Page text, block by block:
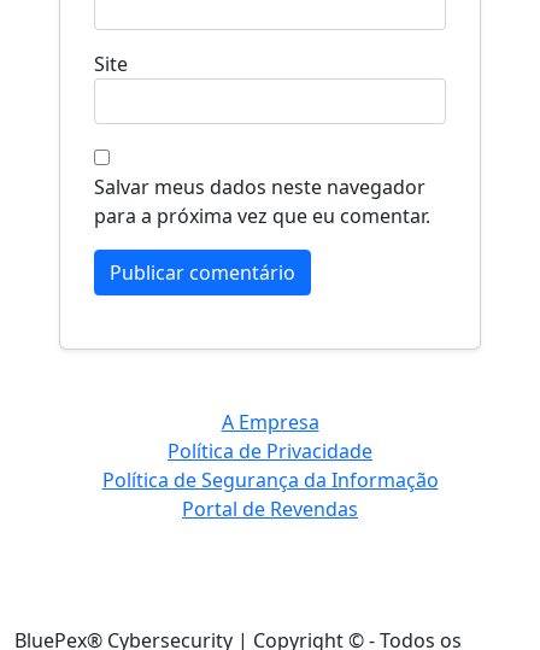
Site
Salvar meus dados neste navegador
para a próxima vez que eu comentar.
A Empresa
Política de Privacidade
Política de Segurança da Informação
Portal de Revendas
BluePex® Cybersecurity | Copyright © - Todos os